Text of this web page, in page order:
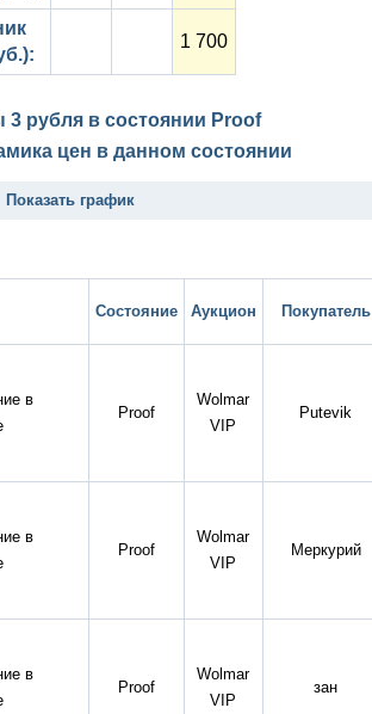
1 700
3 рубля в состоянии Proof
цен в данном состоянии
Показать график
Состояние Аукцион Покупатель
в
Proof
Wolmar
VIP
Putevik
в
Proof
Wolmar
VIP
Меркурий
в
Proof
Wolmar
VIP
зан